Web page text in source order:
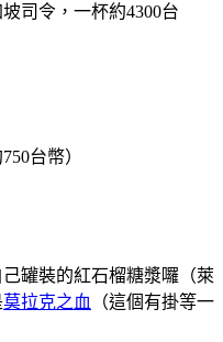
司令，一杯約4300台
750台幣）
罐裝的紅石榴糖漿囉（萊
莫拉克之血
（這個有掛等一